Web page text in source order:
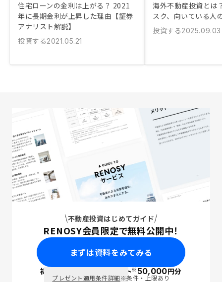
住宅ローンの金利は上がる？ 2021
年に長期金利が上昇した理由【証券
アナリスト解説】
投資する2021.05.21
海外不動産投資とは
スク、向いている人
投資する2025.09.03
不動産投資はじめてガイド
RENOSY会員限定で無料公開中！
まずは資料をみてみる
初回面談で ポイント※50,000円分
プレゼント適用条件詳細※条件・上限あり